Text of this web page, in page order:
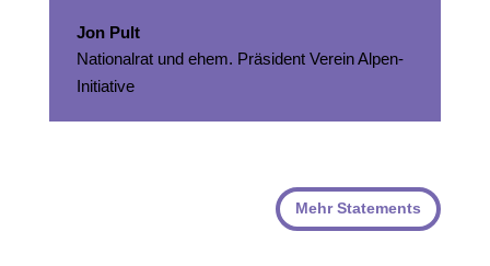
Jon Pult
Nationalrat und ehem. Präsident Verein Alpen-
Initiative
Mehr Statements